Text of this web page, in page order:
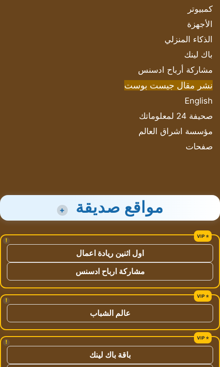
كمبيوتر
الأجهزة
الذكاء المنزلي
باك لينك
مشاركة أرباح ادسنس
نشر مقال جيست بوست
English
صحيفة 24 لمعلوماتك
مؤسسة اشراق العالم
صفحات
مواقع صديقة +
!
اول اثنين ريادة اعمال
مشاركة ارباح ادسنس
!
عالم الشباب
!
باقة باك لينك